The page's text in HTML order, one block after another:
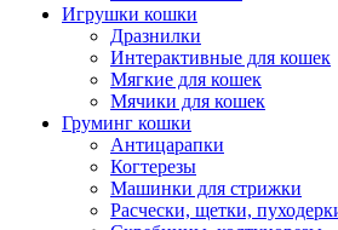
Игрушки кошки
Дразнилки
Интерактивные для кошек
Мягкие для кошек
Мячики для кошек
Груминг кошки
Антицарапки
Когтерезы
Машинки для стрижки
Расчески, щетки,